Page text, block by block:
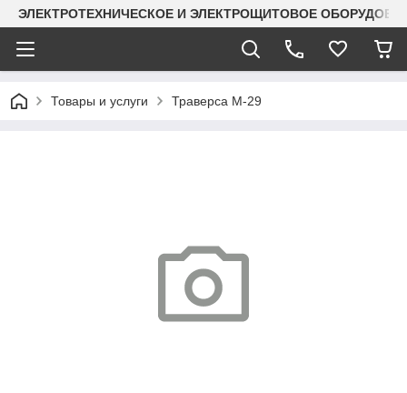
ЭЛЕКТРОТЕХНИЧЕСКОЕ И ЭЛЕКТРОЩИТОВОЕ
Товары и услуги Траверса М-29